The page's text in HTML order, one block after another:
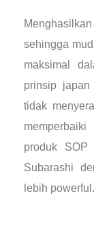
sehingga
maksimal
prinsip
tidak
produk
Subarashi
lebih powerful.